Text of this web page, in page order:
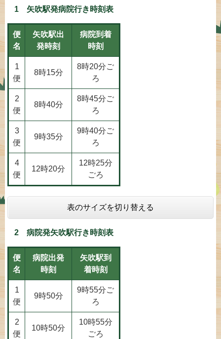
1 矢吹駅発病院行き時刻表
便
名
矢吹駅出
発時刻
病院到着
時刻
1
便
8時15分
8時20分ご
ろ
2
便
8時40分
8時45分ご
ろ
3
便
9時35分
9時40分ご
ろ
4
便
​12時20分
12時25分
ごろ
表のサイズを切り替える
2 病院発矢吹駅行き時刻表
便
名
病院出発
時刻
矢吹駅到
着時刻
1
便
9時50分
9時55分ご
ろ
2
便
10時50分
10時55分
ごろ